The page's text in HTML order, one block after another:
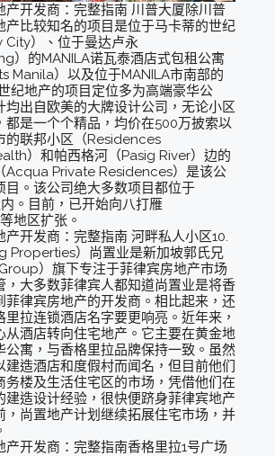
产开发商：完整指南 川普大厦除川普
产比较知名的项目是位于马卡蒂的世纪
City）、位于曼达卢永
）的MANILA诺瓦泰酒店式包租公寓
Manila）以及位于MANILA市南部的
纪地产的项目定位多为高端豪华公
均出自欧美的大牌设计公司，无论小区
都是一个个精品，均价在500万披索以
的联邦小区（Residences
）和帕西格河（Pasig River）边的
Acqua Private Residences）是该公
目。该公司绝大多数项目都位于
。目前，已开始向八打雁
地区扩张。
产开发商：完整指南 河畔私人小区10.
Properties）尚置业是新加坡郭氏兄
）旗下专注于菲律宾房地产市场
，大多数菲律宾人都知道尚置业是将香
菲律宾房地产的开发商。相比起来，还
里拉连锁酒店名字要更响亮。近年来，
从酒店转向住宅地产。它主要在黄金地
公寓，与香格里拉品牌保持一致。虽然
建造酒店和度假村而闻名，但目前他们
务楼及生活住宅区的市场，凭借他们在
建造设计经验，很快便跻身菲律宾地产
，尚置地产计划继续拓展住宅市场，并
产开发商：完整指南香格里拉1号广场